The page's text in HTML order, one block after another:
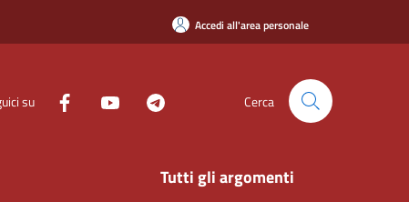
Accedi all'area personale
su Cerca
Tutti gli argomenti